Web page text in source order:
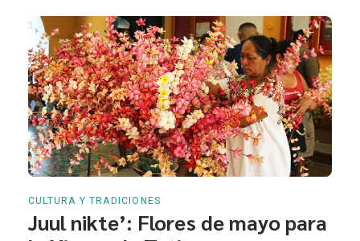
CULTURA Y TRADICIONES
Juul nikte’: Flores de mayo para